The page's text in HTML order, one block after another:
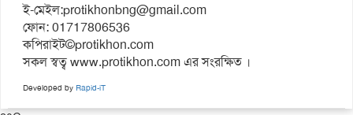
ই-মেইল:protikhonbng@gmail.com
ফোন: 01717806536
কপিরাইট©protikhon.com
সকল স্বত্ব www.protikhon.com এর সংরক্ষিত ।
Developed by Rapid-iT